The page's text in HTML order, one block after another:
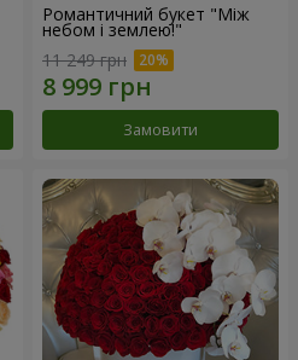
Романтичний букет "Між
небом і землею!"
11 249 грн
Замовити